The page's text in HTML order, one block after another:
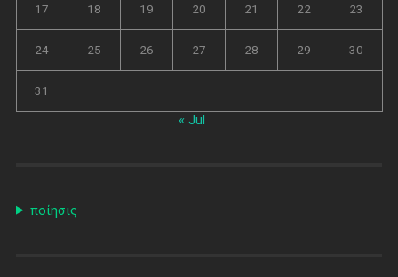
17 18 19 20 21 22 23
24 25 26 27 28 29 30
31
« Jul
ποίησις